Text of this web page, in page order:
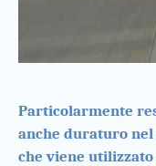
Particolarmente
anche duraturo
che viene